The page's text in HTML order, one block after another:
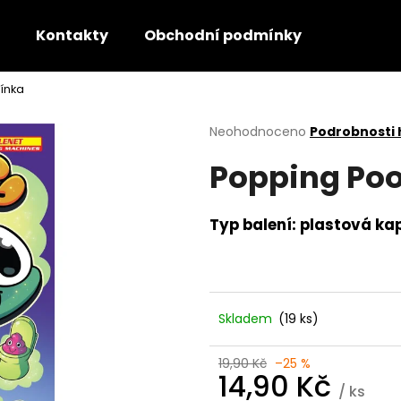
Kontakty Obchodní podmínky
Průměrné
produktu
je
z
5
Neohodnoceno Podrobnosti
Popping
Typ balení: plastová
Skladem (19 ks)
19,90 Kč –25 %
14,90 Kč / ks
Co potřebujete najít?
HLEDAT